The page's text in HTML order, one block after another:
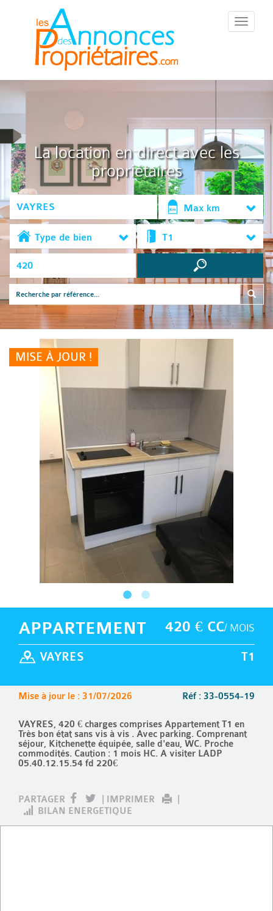
::Menu::
La location en direct avec les
propriétaires
Max km
Type de bien T1
MISE À JOUR !
420 € CC/ MOIS
APPARTEMENT
T1
VAYRES
Réf : 33-0554-19
Mise à jour le : 31/07/2026
VAYRES, 420 € charges comprises Appartement T1 en
Très bon état sans vis à vis . Avec parking. Comprenant
séjour, Kitchenette équipée, salle d'eau, WC. Proche
commodités. Caution : 1 mois HC. A visiter LADP
05.40.12.15.54 fd 220€
PARTAGER IMPRIMER
BILAN ENERGETIQUE